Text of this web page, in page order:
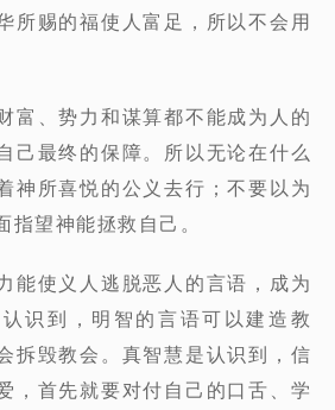
所赐的福使人富足，所以不会用
富、势力和谋算都不能成为人的
己最终的保障。所以无论在什么
神所喜悦的公义去行；不要以为
望神能拯救自己。
能使义人逃脱恶人的言语，成为
识到，明智的言语可以建造教
拆毁教会。真智慧是认识到，信
，首先就要对付自己的口舌、学